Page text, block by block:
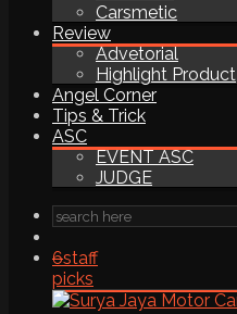
Carsmetic
Review
Advetorial
Highlight Product
Angel Corner
Tips & Trick
ASC
EVENT ASC
JUDGE
6staff
picks